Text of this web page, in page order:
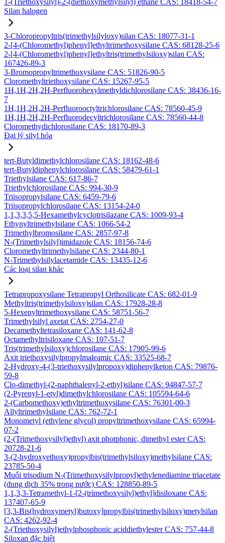
1-(Triethoxysilyl)-2-(diethoxymethylsilyl) ethane CAS: 18418-54-7
Silan halogen
3-Chloropropyltris(trimethylsilyloxy)silan CAS: 18077-31-1
2-[4-(Chloromethyl)phenyl]ethyltrimethoxysilane CAS: 68128-25-6
2-[4-(Chloromethyl)phenyl]ethyltris(trimethylsiloxy)silan CAS:
167426-89-3
3-Bromopropyltrimethoxysilane CAS: 51826-90-5
Cloromethyltriethoxysilane CAS: 15267-95-5
1H,1H,2H,2H-Perfluorohexylmethyldichlorosilane CAS: 38436-16-
7
1H,1H,2H,2H-Perfluorooctyltrichlorosilane CAS: 78560-45-9
1H,1H,2H,2H-Perfluorodecyltrichlorosilane CAS: 78560-44-8
Cloromethydichlorosilane CAS: 18170-89-3
Đại lý silyl hóa
tert-Butyldimethylchlorosilane CAS: 18162-48-6
tert-Butyldiphenylchlorosilane CAS: 58479-61-1
Triethylsilane CAS: 617-86-7
Triethylchlorosilane CAS: 994-30-9
Triisopropylsilane CAS: 6459-79-6
Triisopropylchlorosilane CAS: 13154-24-0
1,1,3,3,5,5-Hexamethylcyclotrisilazane CAS: 1009-93-4
Ethynyltrimethylsilane CAS: 1066-54-2
Trimethylbromosilane CAS: 2857-97-8
N-(Trimethylsilyl)imidazole CAS: 18156-74-6
Cloromethyltrimethylsilane CAS: 2344-80-1
N-Trimethylsilylacetamide CAS: 13435-12-6
Các loại silan khác
Tetrapropoxysilane Tetrapropyl Orthosilicate CAS: 682-01-9
Methyltris(trimethylsiloxy)silan CAS: 17928-28-8
5-Hexenyltrimethoxysilane CAS: 58751-56-7
Trimethylsilyl axetat CAS: 2754-27-0
Decamethyltetrasiloxane CAS: 141-62-8
Octamethyltrisiloxane CAS: 107-51-7
Tris(trimethylsiloxy)chlorosilane CAS: 17905-99-6
Axit triethoxysilylpropylmaleamic CAS: 33525-68-7
2-Hydroxy-4-(3-triethoxysilylpropoxy)diphenylketon CAS: 79876-
59-8
Clo-dimethyl-(2-naphthalenyl-2-ethyl)silane CAS: 94847-57-7
(2-Pyrenyl-1-etyl)dimethylchlorosilane CAS: 105594-64-6
2-(Carbomethoxy)ethyltrimethoxysilane CAS: 76301-00-3
Allyltrimethylsilane CAS: 762-72-1
Monometyl (ethylene glycol) propyltrimethoxysilane CAS: 65994-
07-2
(2-(Trimethoxysilyl)ethyl) axit photphonic, dimethyl ester CAS:
20728-21-6
3-(2-hydroxyethoxy)propylbis(trimethylsiloxy)methylsilane CAS:
23785-50-4
Muối trisodium N-(Trimethoxysilylpropyl)ethylenediamine triacetate
(dung dịch 35% trong nước) CAS: 128850-89-5
1,1,3,3-Tetramethyl-1-[2-(trimethoxysilyl)ethyl]disiloxane CAS:
137407-65-9
[3,3-Bis(hydroxymetyl)butoxy]propylbis(trimethylsiloxy)metylsilan
CAS: 4262-92-4
2-(Triethoxysilyl)ethylphosphonic aciddiethylester CAS: 757-44-8
Siloxan đặc biệt